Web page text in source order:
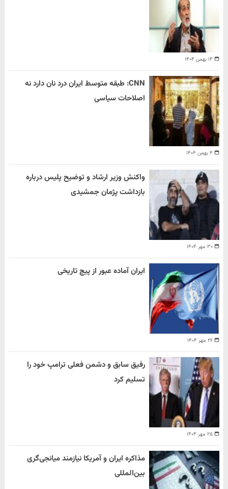
۱۴ بهمن ۱۴۰۴
۴ بهمن ۱۴۰۴
CNN: طبقه متوسط ایران درد نان دارد نه
اصلاحات سیاسی
۳۰ مهر ۱۴۰۴
واکنش وزیر ارشاد و توضیح پلیس درباره
بازداشت پژمان جمشیدی
۲۶ مهر ۱۴۰۴
ایران آماده عبور از پیچ تاریخی
۲۵ مهر ۱۴۰۴
رفیق سابق و دشمن فعلی ترامپ خود را
تسلیم کرد
مذاکره ایران و آمریکا نیازمند میانجی‌گری
بین‌المللی